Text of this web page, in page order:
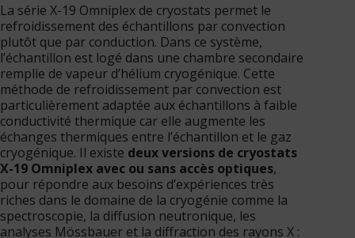
La série X-19 Omniplex de cryostats permet le
refroidissement des échantillons par convection
plutôt que par conduction. Dans ce système,
l’échantillon est logé dans une chambre secondaire
remplie de vapeur d’hélium cryogénique. Cette
méthode de refroidissement par convection est
particulièrement adaptée aux échantillons à faible
conductivité thermique car elle augmente les
échanges thermiques entre l’échantillon et le gaz
cryogénique. Il existe deux versions de cryostats
X-19 Omniplex avec ou sans accès optiques,
pour répondre aux besoins d’expériences très
riches dans le domaine de la cryogénie comme la
spectroscopie, la diffusion neutronique, les
analyses Mössbauer et la diffraction des rayons X :